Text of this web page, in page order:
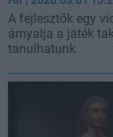
A fejlesztők egy
árnyalja a játék
tanulhatunk.